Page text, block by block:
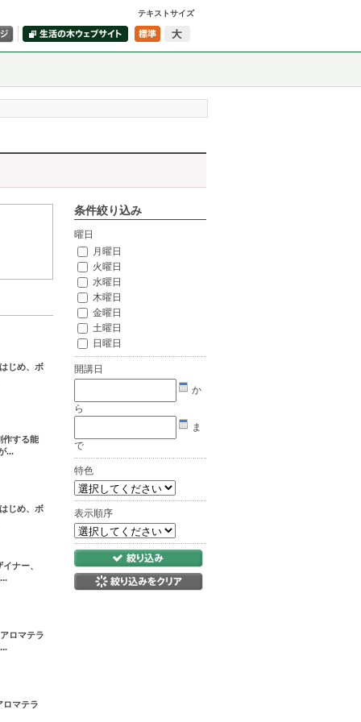
テキストサイズ
じめ、ボ
作する能
...
じめ、ボ
ナー、
ロマテラ
ロマテラ
条件絞り込み
曜日
月曜日
火曜日
水曜日
木曜日
金曜日
土曜日
日曜日
開講日
か
ら
ま
で
特色
表示順序